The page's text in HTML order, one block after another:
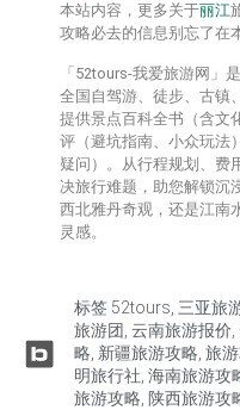
本站内容，更多关于丽江
攻略必去的信息别忘了在
「52tours-我爱旅游网」
全国自驾游、徒步、古镇
提供‌景点百科全书‌（含文
评‌（避坑指南、小众玩法
疑问）。从行程规划、费
决旅行难题，助您解锁沉
西北雅丹奇观，还是江南
灵感。
标签 52tours, 三亚旅
旅游团, 云南旅游报价,
略, 新疆旅游攻略, 旅
明旅行社, 海南旅游攻
旅游攻略, 陕西旅游攻